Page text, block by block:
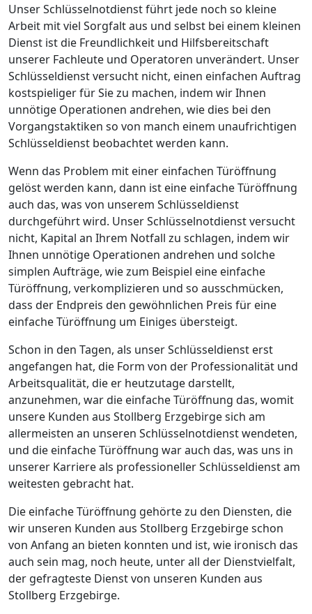
Unser Schlüsselnotdienst führt jede noch so kleine
Arbeit mit viel Sorgfalt aus und selbst bei einem kleinen
Dienst ist die Freundlichkeit und Hilfsbereitschaft
unserer Fachleute und Operatoren unverändert. Unser
Schlüsseldienst versucht nicht, einen einfachen Auftrag
kostspieliger für Sie zu machen, indem wir Ihnen
unnötige Operationen andrehen, wie dies bei den
Vorgangstaktiken so von manch einem unaufrichtigen
Schlüsseldienst beobachtet werden kann.
Wenn das Problem mit einer einfachen Türöffnung
gelöst werden kann, dann ist eine einfache Türöffnung
auch das, was von unserem Schlüsseldienst
durchgeführt wird. Unser Schlüsselnotdienst versucht
nicht, Kapital an Ihrem Notfall zu schlagen, indem wir
Ihnen unnötige Operationen andrehen und solche
simplen Aufträge, wie zum Beispiel eine einfache
Türöffnung, verkomplizieren und so ausschmücken,
dass der Endpreis den gewöhnlichen Preis für eine
einfache Türöffnung um Einiges übersteigt.
Schon in den Tagen, als unser Schlüsseldienst erst
angefangen hat, die Form von der Professionalität und
Arbeitsqualität, die er heutzutage darstellt,
anzunehmen, war die einfache Türöffnung das, womit
unsere Kunden aus Stollberg Erzgebirge sich am
allermeisten an unseren Schlüsselnotdienst wendeten,
und die einfache Türöffnung war auch das, was uns in
unserer Karriere als professioneller Schlüsseldienst am
weitesten gebracht hat.
Die einfache Türöffnung gehörte zu den Diensten, die
wir unseren Kunden aus Stollberg Erzgebirge schon
von Anfang an bieten konnten und ist, wie ironisch das
auch sein mag, noch heute, unter all der Dienstvielfalt,
der gefragteste Dienst von unseren Kunden aus
Stollberg Erzgebirge.